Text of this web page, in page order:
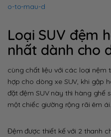
o-to-mau-d
Loại SUV đệm
nhất dành cho
cùng chất liệu với các loại nệm
hợp cho dòng xe SUV, khi gập
đặt đệm SUV này thì hàng ghế
một chiếc giường rộng rãi êm ái.
Đệm được thiết kế với 2 thanh